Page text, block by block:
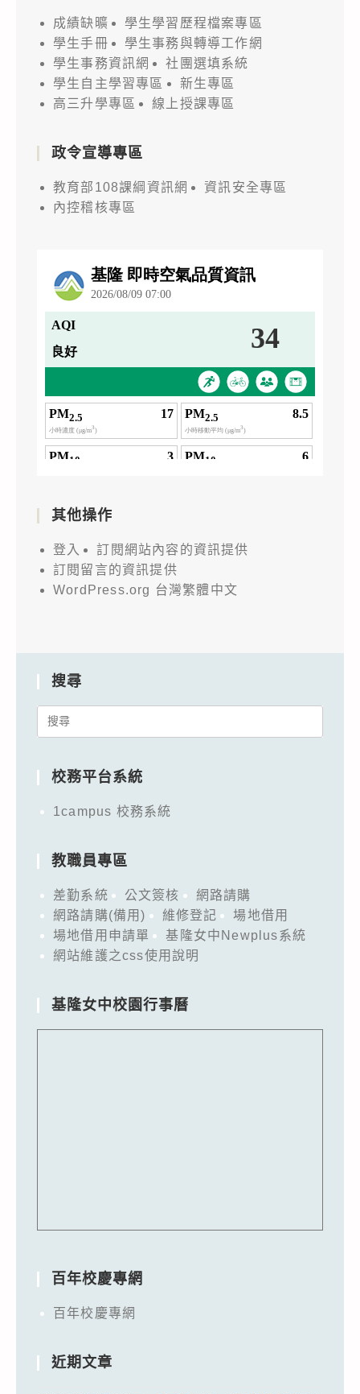
成績缺曠
學生學習歷程檔案專區
學生手冊
學生事務與轉導工作網
學生事務資訊網
社團選填系統
學生自主學習專區
新生專區
高三升學專區
線上授課專區
政令宣導專區
教育部108課綱資訊網
資訊安全專區
內控稽核專區
其他操作
登入
訂閱網站內容的資訊提供
訂閱留言的資訊提供
WordPress.org 台灣繁體中文
搜尋
Search
校務平台系統
1campus 校務系統
教職員專區
差勤系統 公文簽核
網路請購
網路請購(備用)
維修登記
場地借用
場地借用申請單
基隆女中Newplus系統
網站維護之css使用說明
基隆女中校園行事曆
百年校慶專網
百年校慶專網
近期文章